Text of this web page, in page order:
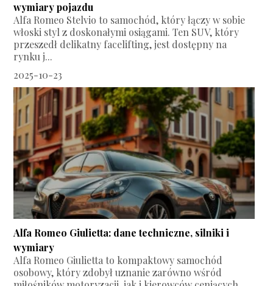
wymiary pojazdu
Alfa Romeo Stelvio to samochód, który łączy w sobie
włoski styl z doskonałymi osiągami. Ten SUV, który
przeszedł delikatny facelifting, jest dostępny na
rynku j...
2025-10-23
Alfa Romeo Giulietta: dane techniczne, silniki i
wymiary
Alfa Romeo Giulietta to kompaktowy samochód
osobowy, który zdobył uznanie zarówno wśród